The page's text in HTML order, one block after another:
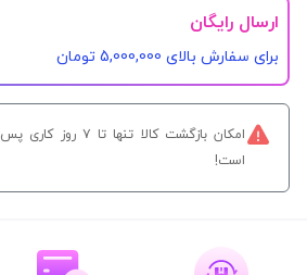
ارسال رایگان
برای سفارش‌ بالای 5,000,000 تومان
امکان بازگشت کالا
است!